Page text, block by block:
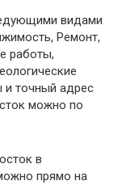
видами
Ремонт,
работы,
и точный адрес
можно по
в
прямо на